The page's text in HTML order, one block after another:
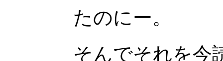
たのにー。
そんでそれを今